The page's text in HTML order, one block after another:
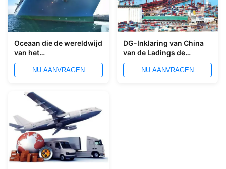
Oceaan die de wereldwijd
van het
Vrachtvervoerchina van
China aan Rusland
huis
NU AANVRAGEN
DG-Inklaring van China
van de Ladings de
Internationale
Vrachtvervoerder
NU AANVRAGEN